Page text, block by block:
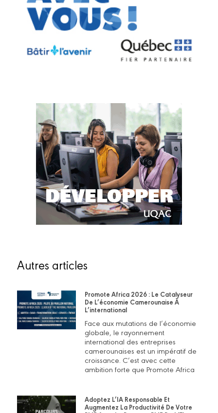
Autres articles
Promote Africa 2026 : Le Catalyseur
De L’économie Camerounaise À
L’international
Face aux mutations de l’économie
globale, le rayonnement
international des entreprises
camerounaises est un impératif de
croissance. C’est avec cette
ambition forte que Promote Africa
Adoptez L’IA Responsable Et
Augmentez La Productivité De Votre